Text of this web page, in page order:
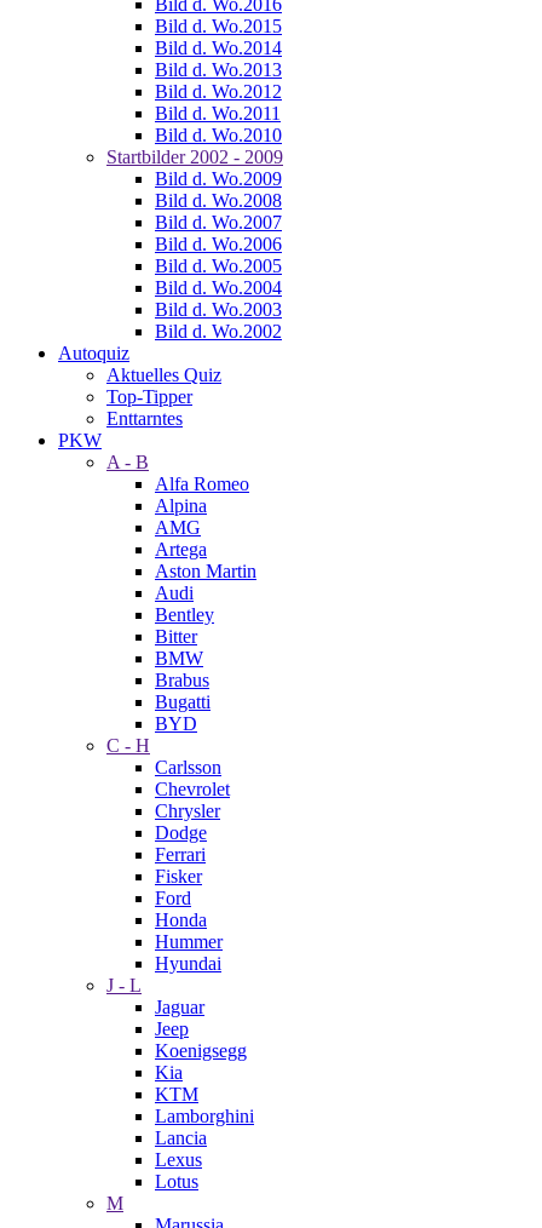
Bild d. Wo.2016
Bild d. Wo.2015
Bild d. Wo.2014
Bild d. Wo.2013
Bild d. Wo.2012
Bild d. Wo.2011
Bild d. Wo.2010
Startbilder 2002 - 2009
Bild d. Wo.2009
Bild d. Wo.2008
Bild d. Wo.2007
Bild d. Wo.2006
Bild d. Wo.2005
Bild d. Wo.2004
Bild d. Wo.2003
Bild d. Wo.2002
Autoquiz
Aktuelles Quiz
Top-Tipper
Enttarntes
PKW
A - B
Alfa Romeo
Alpina
AMG
Artega
Aston Martin
Audi
Bentley
Bitter
BMW
Brabus
Bugatti
BYD
C - H
Carlsson
Chevrolet
Chrysler
Dodge
Ferrari
Fisker
Ford
Honda
Hummer
Hyundai
J - L
Jaguar
Jeep
Koenigsegg
Kia
KTM
Lamborghini
Lancia
Lexus
Lotus
M